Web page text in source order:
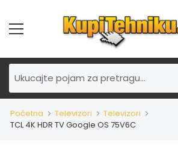
Početna Televizori
Televizori
TCL 4K HDR TV Google OS 75V6C